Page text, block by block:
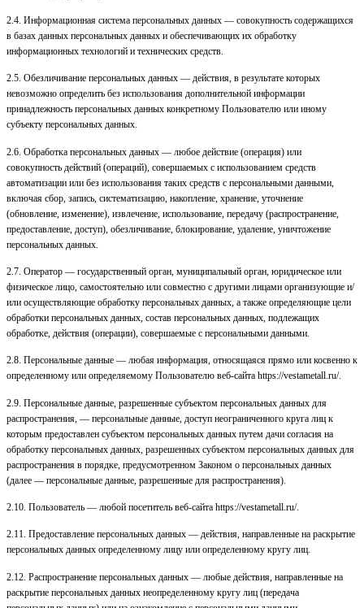
2.4. Информационная система персональных данных — совокупность содержащихся
в базах данных персональных данных и обеспечивающих их обработку
информационных технологий и технических средств.
2.5. Обезличивание персональных данных — действия, в результате которых
невозможно определить без использования дополнительной информации
принадлежность персональных данных конкретному Пользователю или иному
субъекту персональных данных.
2.6. Обработка персональных данных — любое действие (операция) или
совокупность действий (операций), совершаемых с использованием средств
автоматизации или без использования таких средств с персональными данными,
включая сбор, запись, систематизацию, накопление, хранение, уточнение
(обновление, изменение), извлечение, использование, передачу (распространение,
предоставление, доступ), обезличивание, блокирование, удаление, уничтожение
персональных данных.
2.7. Оператор — государственный орган, муниципальный орган, юридическое или
физическое лицо, самостоятельно или совместно с другими лицами организующие и/
или осуществляющие обработку персональных данных, а также определяющие цели
обработки персональных данных, состав персональных данных, подлежащих
обработке, действия (операции), совершаемые с персональными данными.
2.8. Персональные данные — любая информация, относящаяся прямо или косвенно к
определенному или определяемому Пользователю веб-сайта https://vestametall.ru/.
2.9. Персональные данные, разрешенные субъектом персональных данных для
распространения, — персональные данные, доступ неограниченного круга лиц к
которым предоставлен субъектом персональных данных путем дачи согласия на
обработку персональных данных, разрешенных субъектом персональных данных для
распространения в порядке, предусмотренном Законом о персональных данных
(далее — персональные данные, разрешенные для распространения).
2.10. Пользователь — любой посетитель веб-сайта https://vestametall.ru/.
2.11. Предоставление персональных данных — действия, направленные на раскрытие
персональных данных определенному лицу или определенному кругу лиц.
2.12. Распространение персональных данных — любые действия, направленные на
раскрытие персональных данных неопределенному кругу лиц (передача